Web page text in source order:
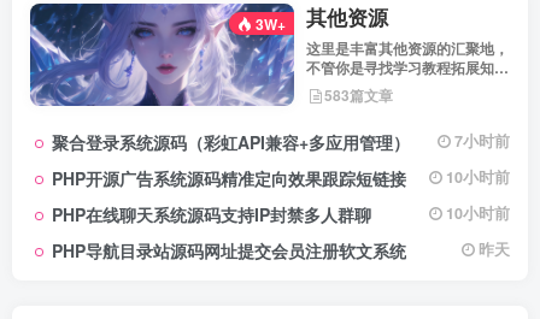
3W+ 其他资源
这里是丰富其他资源的汇聚地，
不管你是寻找学习教程拓展知
识，还是搜集各类素材激发创作
灵感，亦或是查询专业数据辅助
源定期更新、分类清晰、下载便
务，快来探索发现所需资源！
583篇文章
聚合登录系统源码（彩虹API兼容+多应用管理） 7小时前
PHP开源广告系统源码精准定向效果跟踪短链接 10小时前
PHP在线聊天系统源码支持IP封禁多人群聊 10小时前
PHP导航目录站源码网址提交会员注册软文系统 昨天